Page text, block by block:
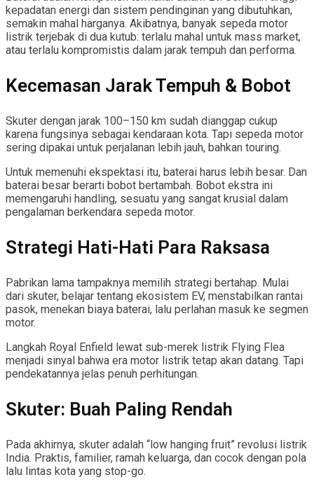
kepadatan energi dan sistem pendinginan yang dibutuhkan,
semakin mahal harganya. Akibatnya, banyak sepeda motor
listrik terjebak di dua kutub: terlalu mahal untuk mass market,
atau terlalu kompromistis dalam jarak tempuh dan performa.
Kecemasan Jarak Tempuh & Bobot
Skuter dengan jarak 100–150 km sudah dianggap cukup
karena fungsinya sebagai kendaraan kota. Tapi sepeda motor
sering dipakai untuk perjalanan lebih jauh, bahkan touring.
Untuk memenuhi ekspektasi itu, baterai harus lebih besar. Dan
baterai besar berarti bobot bertambah. Bobot ekstra ini
memengaruhi handling, sesuatu yang sangat krusial dalam
pengalaman berkendara sepeda motor.
Strategi Hati-Hati Para Raksasa
Pabrikan lama tampaknya memilih strategi bertahap. Mulai
dari skuter, belajar tentang ekosistem EV, menstabilkan rantai
pasok, menekan biaya baterai, lalu perlahan masuk ke segmen
motor.
Langkah Royal Enfield lewat sub-merek listrik Flying Flea
menjadi sinyal bahwa era motor listrik tetap akan datang. Tapi
pendekatannya jelas penuh perhitungan.
Skuter: Buah Paling Rendah
Pada akhirnya, skuter adalah “low hanging fruit” revolusi listrik
India. Praktis, familier, ramah keluarga, dan cocok dengan pola
lalu lintas kota yang stop-go.